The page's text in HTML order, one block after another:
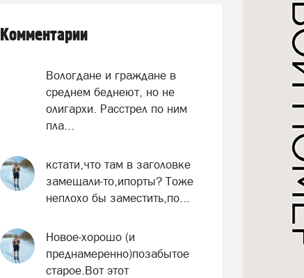
Комментарии
Вологдане и граждане в
среднем беднеют, но не
олигархи. Расстрел по ним
пла...
кстати,что там в заголовке
замещали-то,ипорты? Тоже
неплохо бы заместить,по...
Новое-хорошо (и
преднамеренно)позабытое
старое.Вот этот